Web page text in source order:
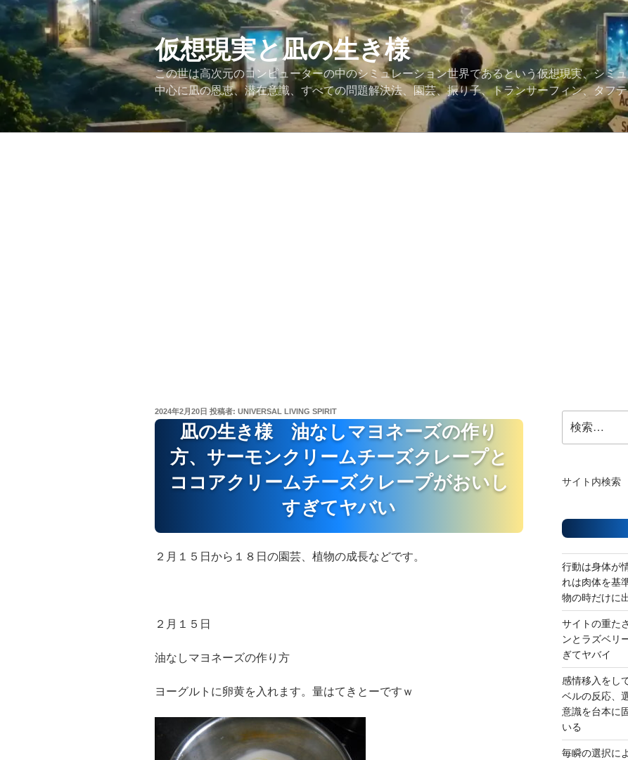
コ
テ
ン
ツ
へ
ス
仮想現実と凪の生き様
この世は高次元のコンピューターの中のシミュレーション世界であるという仮想現実、シミ
中心に凪の恩恵、潜在意識、すべての問題解決法、園芸、振り子、トランサーフィン、タフ
投
稿
2024年2月20日 投稿者: UNIVERSAL LIVING SPIRIT
凪の生き様 油なしマヨネーズの作り
方、サーモンクリームチーズクレープと
ココアクリームチーズクレープがおいし
すぎてヤバい
２月１５日から１８日の園芸、植物の成長などです。
２月１５日
油なしマヨネーズの作り方
ヨーグルトに卵黄を入れます。量はてきとーですｗ
索:
サイト内検索
行動は身体が
れは肉体を基
物の時だけに
サイトの重た
ンとラズベリ
ぎてヤバイ
感情移入をし
ベルの反応、
意識を台本に
いる
毎瞬の選択に